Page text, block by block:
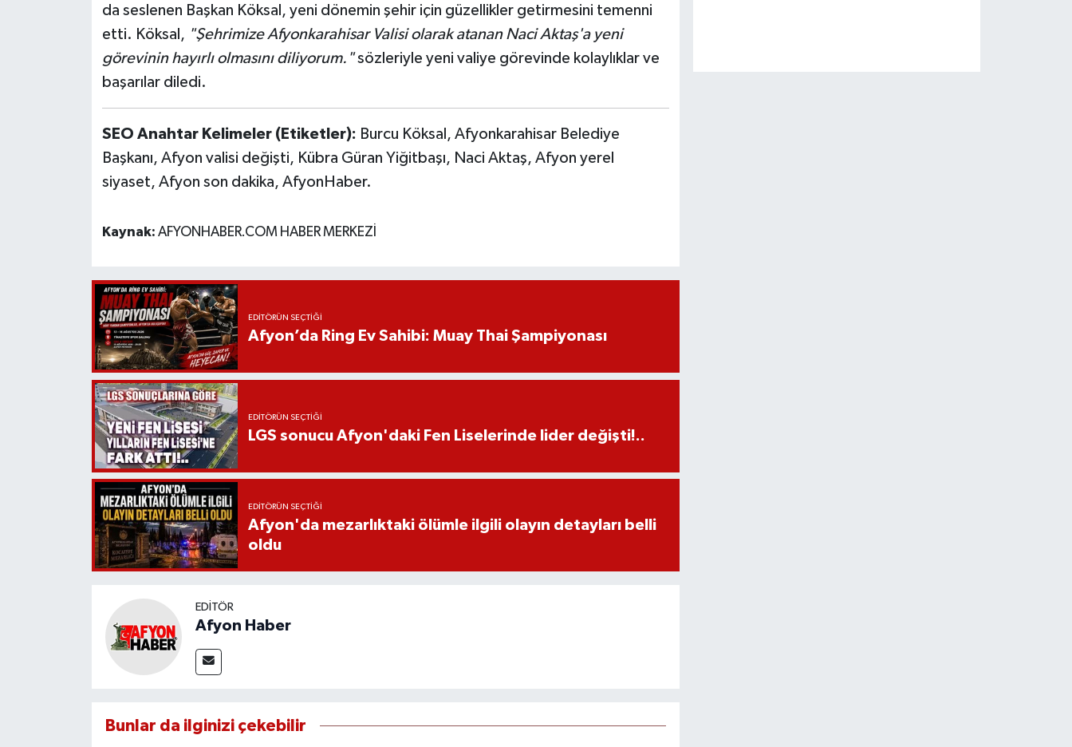
da seslenen Başkan Köksal, yeni dönemin şehir için güzellikler getirmesini temenni
etti. Köksal, "Şehrimize Afyonkarahisar Valisi olarak atanan Naci Aktaş'a yeni
görevinin hayırlı olmasını diliyorum."sözleriyle yeni valiye görevinde kolaylıklar ve
başarılar diledi.
SEO Anahtar Kelimeler (Etiketler): Burcu Köksal, Afyonkarahisar Belediye
Başkanı, Afyon valisi değişti, Kübra Güran Yiğitbaşı, Naci Aktaş, Afyon yerel
siyaset, Afyon son dakika, AfyonHaber.
Kaynak: AFYONHABER.COM HABER MERKEZİ
EDITÖRÜN SEÇTIĞI
Afyon’da Ring Ev Sahibi: Muay Thai Şampiyonası
EDITÖRÜN SEÇTIĞI
LGS sonucu Afyon'daki Fen Liselerinde lider değişti!..
EDITÖRÜN SEÇTIĞI
Afyon'da mezarlıktaki ölümle ilgili olayın detayları belli
oldu
EDITÖR
Afyon Haber
Bunlar da ilginizi çekebilir